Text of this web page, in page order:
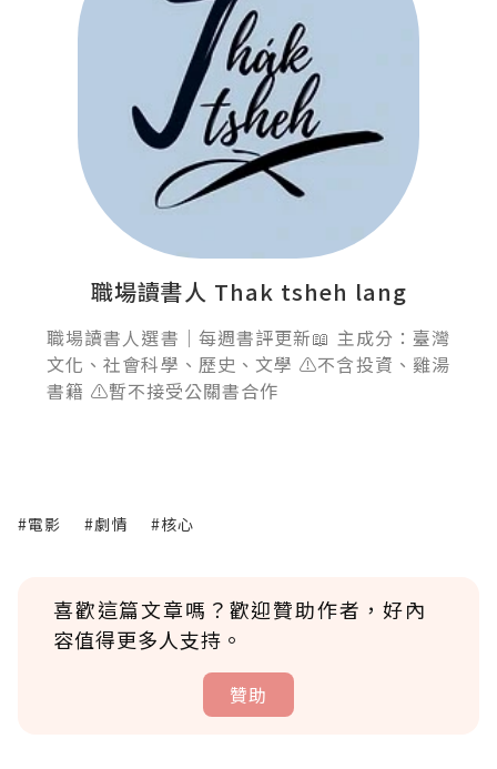
職場讀書人 Thak tsheh lang
職場讀書人選書｜每週書評更新📖 主成分：臺灣
文化、社會科學、歷史、文學 ⚠️不含投資、雞湯
書籍 ⚠️暫不接受公關書合作
#電影 #劇情 #核心
喜歡這篇文章嗎？歡迎贊助作者，好內
容值得更多人支持。
贊助